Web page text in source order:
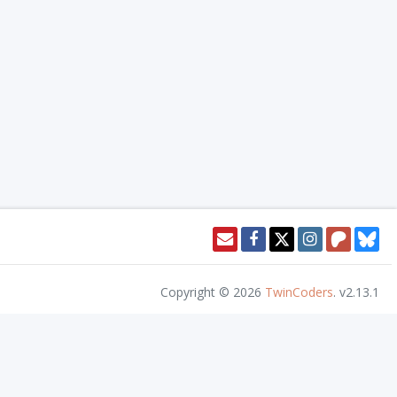
Copyright © 2026 TwinCoders. v2.13.1